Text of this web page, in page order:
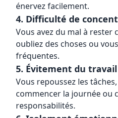
énervez facilement.
4. Difficulté de
Vous avez du mal à rester
oubliez des choses ou
fréquentes.
5. Évitement du travail
Vous repoussez les
commencer la journée ou
responsabilités.